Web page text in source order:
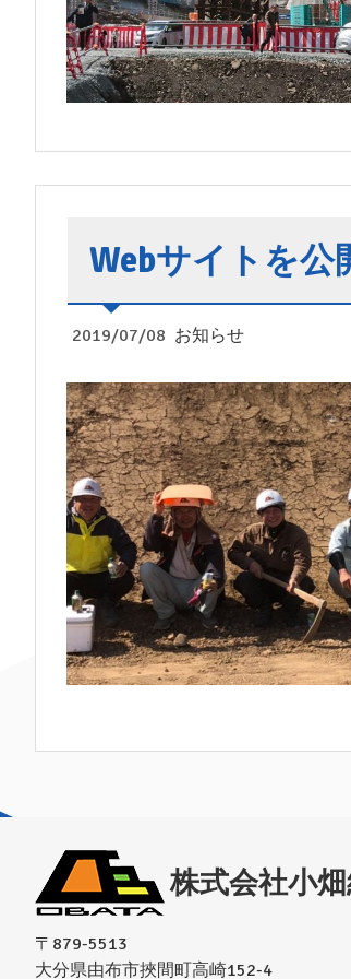
Webサイトを公
2019/07/08 お知らせ
株式会社小畑
〒879-5513
大分県由布市挾間町高崎152-4